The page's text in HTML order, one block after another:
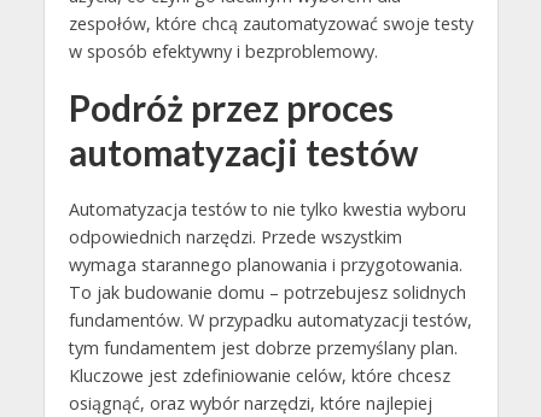
zespołów, które chcą zautomatyzować swoje testy
w sposób efektywny i bezproblemowy.
Podróż przez proces
automatyzacji testów
Automatyzacja testów to nie tylko kwestia wyboru
odpowiednich narzędzi. Przede wszystkim
wymaga starannego planowania i przygotowania.
To jak budowanie domu – potrzebujesz solidnych
fundamentów. W przypadku automatyzacji testów,
tym fundamentem jest dobrze przemyślany plan.
Kluczowe jest zdefiniowanie celów, które chcesz
osiągnąć, oraz wybór narzędzi, które najlepiej